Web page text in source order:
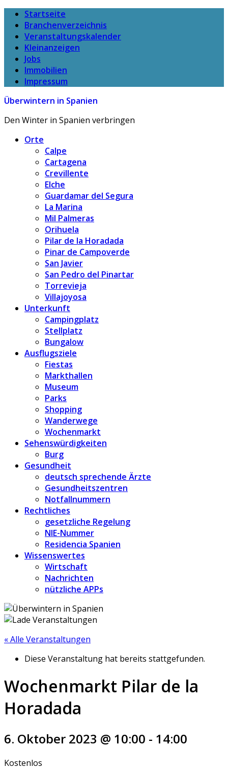
Startseite
Branchenverzeichnis
Veranstaltungskalender
Kleinanzeigen
Jobs
Immobilien
Impressum
Überwintern in Spanien
Den Winter in Spanien verbringen
Orte
Calpe
Cartagena
Crevillente
Elche
Guardamar del Segura
La Marina
Mil Palmeras
Orihuela
Pilar de la Horadada
Pinar de Campoverde
San Javier
San Pedro del Pinartar
Torrevieja
Villajoyosa
Unterkunft
Campingplatz
Stellplatz
Bungalow
Ausflugsziele
Fiestas
Markthallen
Museum
Parks
Shopping
Wanderwege
Wochenmarkt
Sehenswürdigkeiten
Burg
Gesundheit
deutsch sprechende Ärzte
Gesundheitszentren
Notfallnummern
Rechtliches
gesetzliche Regelung
NIE-Nummer
Residencia Spanien
Wissenswertes
Wirtschaft
Nachrichten
nützliche APPs
« Alle Veranstaltungen
Diese Veranstaltung hat bereits stattgefunden.
Wochenmarkt Pilar de la
Horadada
6. Oktober 2023 @ 10:00 - 14:00
Kostenlos